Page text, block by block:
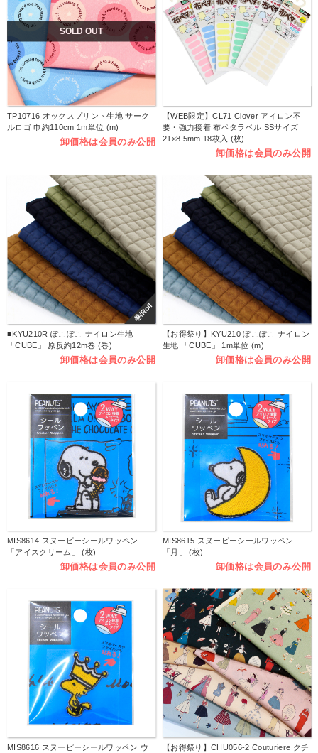
SOLD OUT
TP10716 オックスプリント生地 サーク
ルロゴ 巾約110cm 1m単位 (m)
卸価格は会員のみ公開
【WEB限定】CL71 Clover アイロン不
要・強力接着 布ペタラベル SSサイズ
21×8.5mm 18枚入 (枚)
卸価格は会員のみ公開
巻/Roll
■KYU210R ぽこぽこ ナイロン生地
「CUBE」 原反約12m巻 (巻)
卸価格は会員のみ公開
【お得祭り】KYU210 ぽこぽこ ナイロン
生地 「CUBE」 1m単位 (m)
卸価格は会員のみ公開
MIS8614 スヌーピーシールワッペン
「アイスクリーム」 (枚)
卸価格は会員のみ公開
MIS8615 スヌーピーシールワッペン
「月」 (枚)
卸価格は会員のみ公開
MIS8616 スヌーピーシールワッペン ウ
【お得祭り】CHU056-2 Couturiere クチ